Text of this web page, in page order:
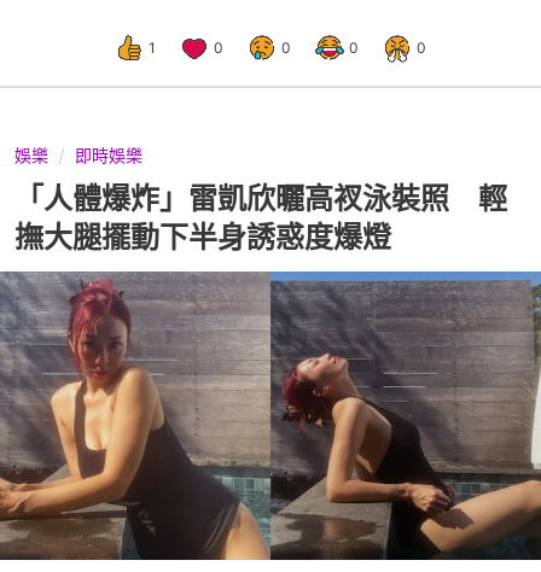
1 0 0 0 0
娛樂 即時娛樂
「人體爆炸」雷凱欣曬高衩泳裝照 輕
撫大腿擺動下半身誘惑度爆燈